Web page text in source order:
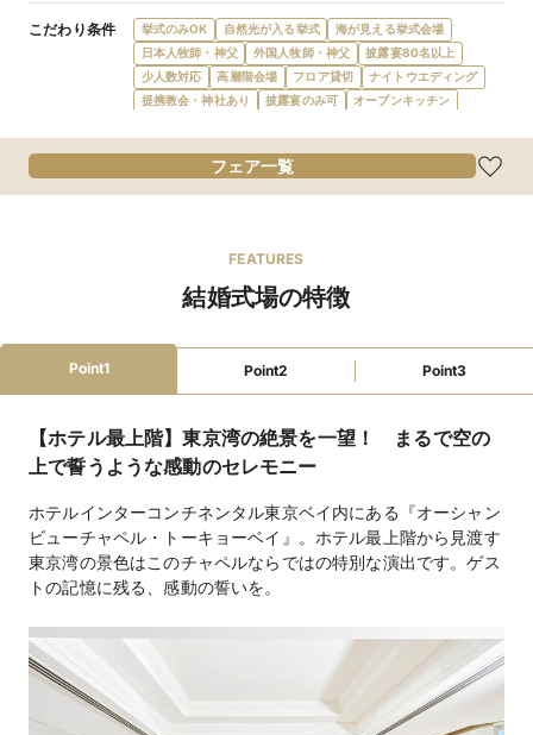
こだわり条件 挙式のみOK 自然光が入る挙式
海が見える挙式会場
日本人牧師・神父
外国人牧師・神父
披露宴80名以上
少人数対応
高層階会場 フロア貸切
ナイトウエディング
提携教会・神社あり
披露宴のみ可
オープンキッチン
プロジェクターあり
親族控室あり
ゲスト控室あり
バリアフリー対応
空港アクセス至便
インターチェンジ5km圏内
ディング
アレルギー対応
挙式スタイル 教会式（チャペル式）99,000円/人前式99,000円
料理料金 フレンチ14,300円～
飲物料金 プランに含む
持込料金 ペーパーアイテム無料
泊施設 / ピアノ / 控室 / ガーデン/プロジェクター＆スク
リーン
フォトギャラリーを見る
フェア一覧
FEATURES
結婚式場の特徴
Point1 Point2 Point3
【ホテル最上階】東京湾の絶景を一望！ まるで空の
上で誓うような感動のセレモニー
ホテルインターコンチネンタル東京ベイ内にある『オーシャン
ビューチャペル・トーキョーベイ』。ホテル最上階から見渡す
東京湾の景色はこのチャペルならではの特別な演出です。ゲス
トの記憶に残る、感動の誓いを。